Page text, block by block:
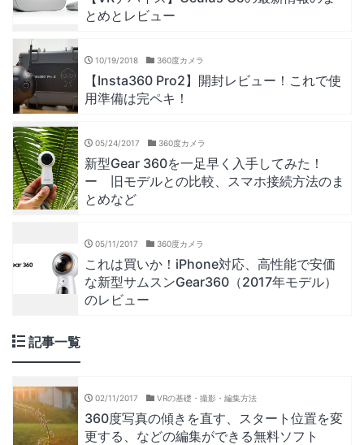
とめとレビュー
10/19/2018 360度カメラ
【Insta360 Pro2】開封レビュー！これで使
用準備は完ペキ！
05/24/2017 360度カメラ
新型Gear 360を一足早く入手してみた！
ー 旧モデルとの比較、スマホ接続方法のま
とめなど
05/11/2017 360度カメラ
これは買いか！iPhone対応、高性能で安価
な新型サムスンGear360（2017年モデル）
のレビュー
記事一覧
02/11/2017 VRの基礎・撮影・編集方法
360度写真の傾きを直す、スタート位置を変
更する、などの編集ができる無料ソフト